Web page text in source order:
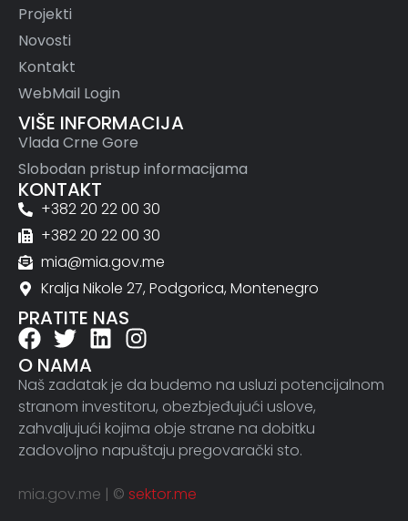
Projekti
Novosti
Kontakt
WebMail Login
VIŠE INFORMACIJA
Vlada Crne Gore
Slobodan pristup informacijama
KONTAKT
+382 20 22 00 30
+382 20 22 00 30
mia@mia.gov.me
Kralja Nikole 27, Podgorica, Montenegro
PRATITE NAS
O NAMA
Naš zadatak je da budemo na usluzi potencijalnom
stranom investitoru, obezbjeđujući uslove,
zahvaljujući kojima obje strane na dobitku
zadovoljno napuštaju pregovarački sto.
mia.gov.me | © sektor.me